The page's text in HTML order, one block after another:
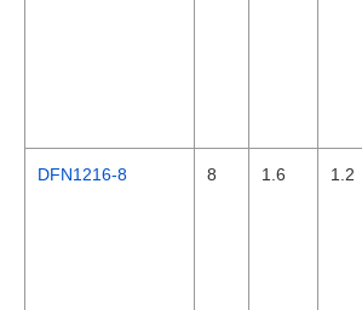
DFN1216-8 8 1.6 1.2